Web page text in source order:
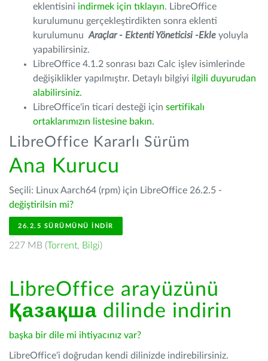
eklentisini indirmek için tıklayın. LibreOffice
kurulumunu gerçekleştirdikten sonra eklenti
kurulumunu Araçlar - Ektenti Yöneticisi -Ekle yoluyla
yapabilirsiniz.
LibreOffice 4.1.2 sonrası bazı Calc işlev isimlerinde
değişiklikler yapılmıştır. Detaylı bilgiyi ilgili duyurudan
alabilirsiniz.
LibreOffice'in ticari desteği için sertifikalı
ortaklarımızın listesine bakın.
LibreOffice Kararlı Sürüm
Ana Kurucu
Seçili: Linux Aarch64 (rpm) için LibreOffice 26.2.5 -
değiştirilsin mi?
26.2.5 SÜRÜMÜNÜ İNDIR
227 MB (Torrent, Bilgi)
LibreOffice arayüzünü
Қазақша dilinde indirin
başka bir dile mi ihtiyacınız var?
LibreOffice'i doğrudan kendi dilinizde indirebilirsiniz.